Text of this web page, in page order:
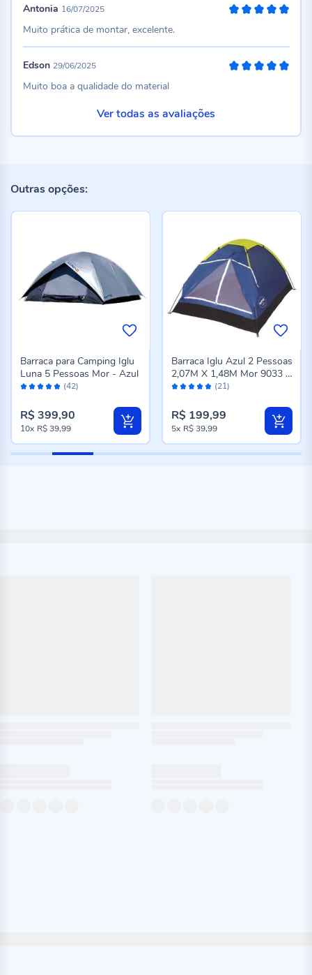
Antonia 16/07/2025
Muito prática de montar, excelente.
Edson 29/06/2025
Muito boa a qualidade do material
Ver todas as avaliações
Outras opções:
Avaliação: (42)
Barraca para Camping Iglu
Luna 5 Pessoas Mor - Azul
R$ 399,90
10x R$ 39,99
Avaliação: (21)
Barraca Iglu Azul 2 Pessoas
2,07M X 1,48M Mor 9033 -
Azul
R$ 199,99
5x R$ 39,99